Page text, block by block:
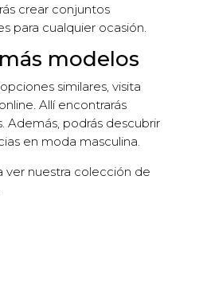
crear conjuntos
para cualquier ocasión.
modelos
similares, visita
Allí encontrarás
Además, podrás descubrir
en moda masculina.
ver nuestra colección de